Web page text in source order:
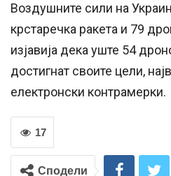
Воздушните сили на
крстаречка ракета и 79
изјавија дека уште 54
достигнат своите цели,
електронски контрамерки.
17
Сподели